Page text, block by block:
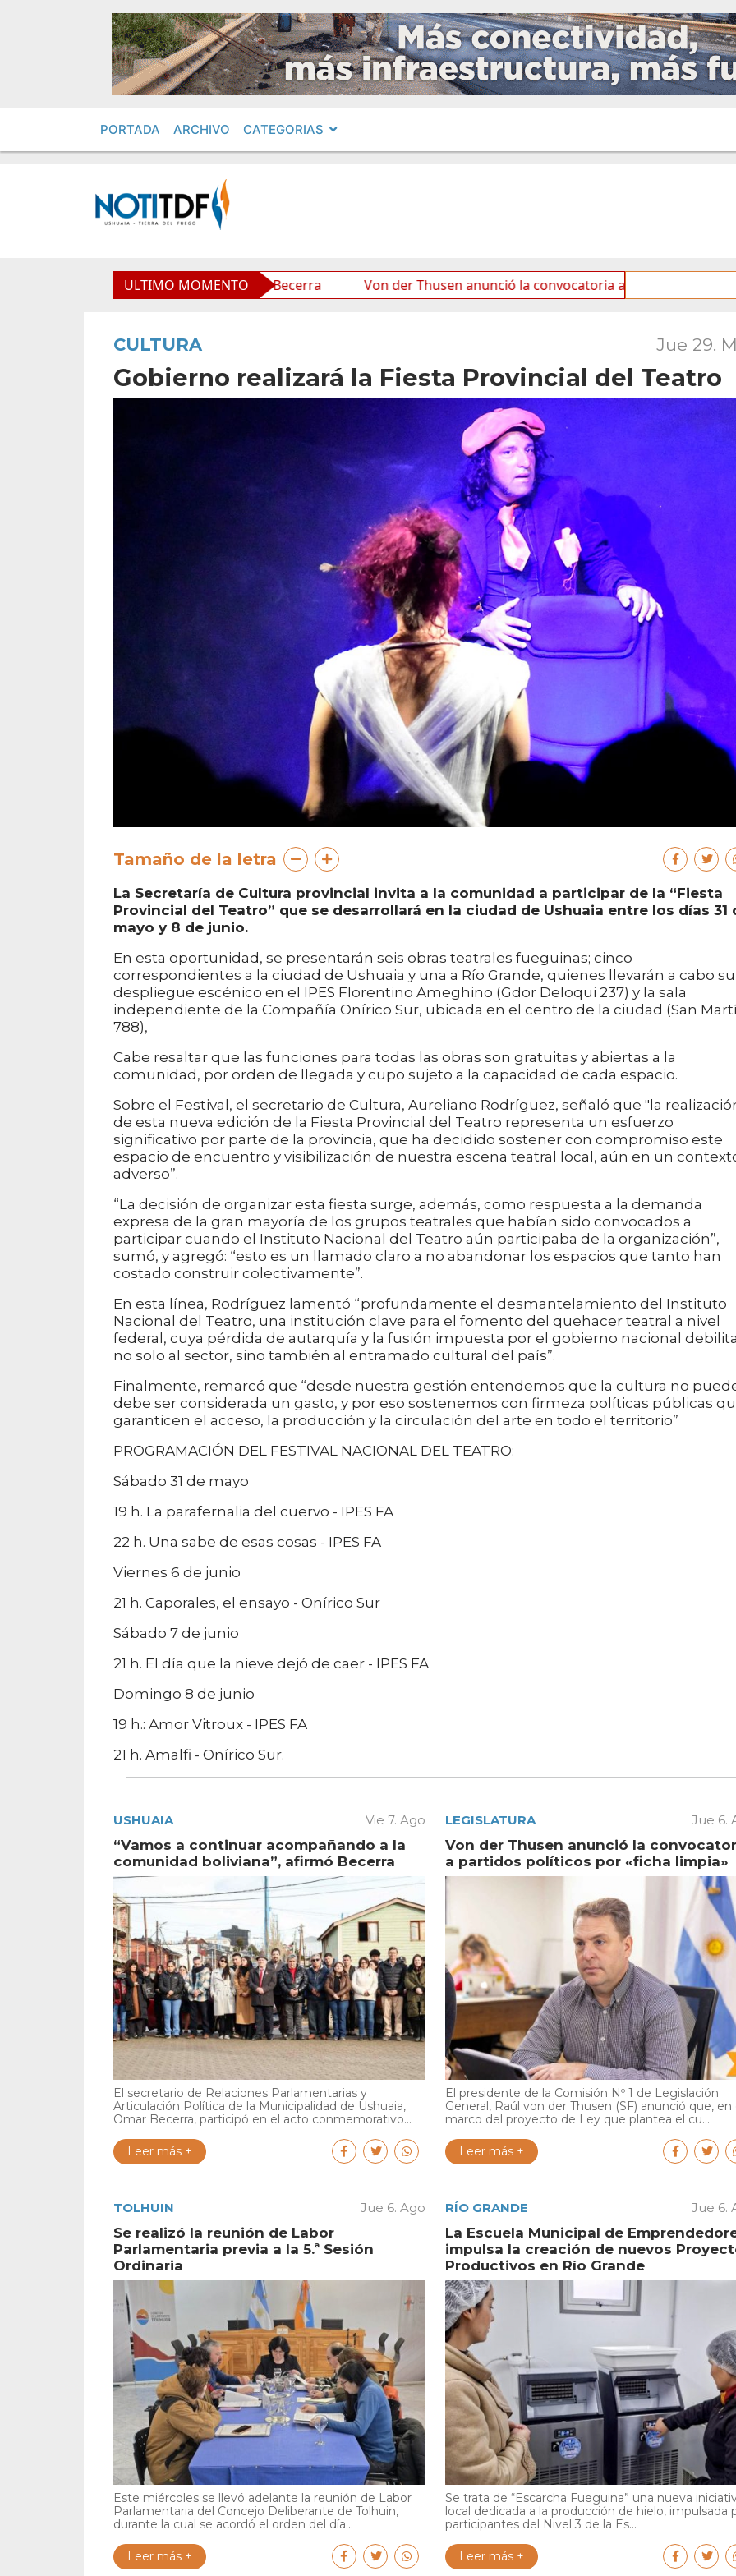
PORTADA ARCHIVO CATEGORIAS
ULTIMO MOMENTO
comunidad boliviana”, afirmó Becerra Von der Thusen anunció la convocatoria a partidos políticos por
CULTURA Jue 29.
Gobierno realizará la Fiesta Provincial del Teatro
Tamaño de la letra
La Secretaría de Cultura provincial invita a la comunidad a participar de la “Fiesta
Provincial del Teatro” que se desarrollará en la ciudad de Ushuaia entre los días 31
mayo y 8 de junio.
En esta oportunidad, se presentarán seis obras teatrales fueguinas; cinco
correspondientes a la ciudad de Ushuaia y una a Río Grande, quienes llevarán a cabo su
despliegue escénico en el IPES Florentino Ameghino (Gdor Deloqui 237) y la sala
independiente de la Compañía Onírico Sur, ubicada en el centro de la ciudad (San
788),
Cabe resaltar que las funciones para todas las obras son gratuitas y abiertas a la
comunidad, por orden de llegada y cupo sujeto a la capacidad de cada espacio.
Sobre el Festival, el secretario de Cultura, Aureliano Rodríguez, señaló que "la
de esta nueva edición de la Fiesta Provincial del Teatro representa un esfuerzo
significativo por parte de la provincia, que ha decidido sostener con compromiso este
espacio de encuentro y visibilización de nuestra escena teatral local, aún en un
adverso”.
“La decisión de organizar esta fiesta surge, además, como respuesta a la demanda
expresa de la gran mayoría de los grupos teatrales que habían sido convocados a
participar cuando el Instituto Nacional del Teatro aún participaba de la organización”,
sumó, y agregó: “esto es un llamado claro a no abandonar los espacios que tanto han
costado construir colectivamente”.
En esta línea, Rodríguez lamentó “profundamente el desmantelamiento del Instituto
Nacional del Teatro, una institución clave para el fomento del quehacer teatral a nivel
federal, cuya pérdida de autarquía y la fusión impuesta por el gobierno nacional
no solo al sector, sino también al entramado cultural del país”.
Finalmente, remarcó que “desde nuestra gestión entendemos que la cultura no
debe ser considerada un gasto, y por eso sostenemos con firmeza políticas públicas
garanticen el acceso, la producción y la circulación del arte en todo el territorio”
PROGRAMACIÓN DEL FESTIVAL NACIONAL DEL TEATRO:
Sábado 31 de mayo
19 h. La parafernalia del cuervo - IPES FA
22 h. Una sabe de esas cosas - IPES FA
Viernes 6 de junio
21 h. Caporales, el ensayo - Onírico Sur
Sábado 7 de junio
21 h. El día que la nieve dejó de caer - IPES FA
Domingo 8 de junio
19 h.: Amor Vitroux - IPES FA
21 h. Amalfi - Onírico Sur.
USHUAIA Vie 7. Ago
“Vamos a continuar acompañando a la
comunidad boliviana”, afirmó Becerra
El secretario de Relaciones Parlamentarias y
Articulación Política de la Municipalidad de Ushuaia,
Omar Becerra, participó en el acto conmemorativo...
Leer más +
LEGISLATURA Jue 6.
Von der Thusen anunció la
a partidos políticos por «ficha limpia»
El presidente de la Comisión Nº 1 de Legislación
General, Raúl von der Thusen (SF) anunció que, en
marco del proyecto de Ley que plantea el cu...
Leer más +
TOLHUIN Jue 6. Ago
Se realizó la reunión de Labor
Parlamentaria previa a la 5.ª Sesión
Ordinaria
Este miércoles se llevó adelante la reunión de Labor
Parlamentaria del Concejo Deliberante de Tolhuin,
durante la cual se acordó el orden del día...
Leer más +
RÍO GRANDE Jue 6.
La Escuela Municipal de
impulsa la creación de nuevos
Productivos en Río Grande
Se trata de “Escarcha Fueguina” una nueva
local dedicada a la producción de hielo, impulsada
participantes del Nivel 3 de la Es...
Leer más +